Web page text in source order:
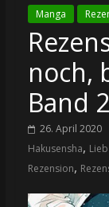
Manga
noch,
Band
26. April 2020
Hakusensha,
Rezension,